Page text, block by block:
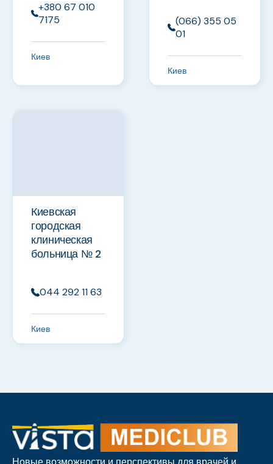
+380 67 010
7175
Киев
(066) 355 05
01
Киев
Киевская
городская
клиническая
больница № 2
044 292 11 63
Киев